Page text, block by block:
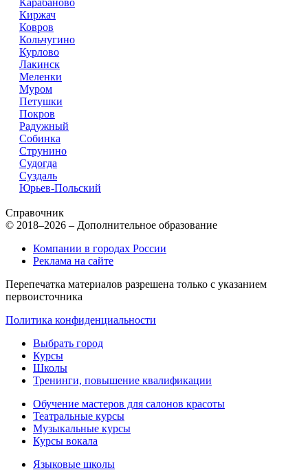
Карабаново
Киржач
Ковров
Кольчугино
Курлово
Лакинск
Меленки
Муром
Петушки
Покров
Радужный
Собинка
Струнино
Судогда
Суздаль
Юрьев-Польский
Справочник
© 2018–2026 – Дополнительное образование
Компании в городах России
Реклама на сайте
Перепечатка материалов разрешена только с указанием
первоисточника
Политика конфиденциальности
Выбрать город
Курсы
Школы
Тренинги, повышение квалификации
Обучение мастеров для салонов красоты
Театральные курсы
Музыкальные курсы
Курсы вокала
Языковые школы